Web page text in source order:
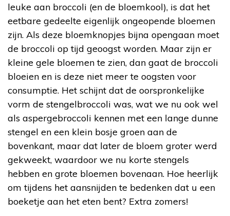
leuke aan broccoli (en de bloemkool), is dat het
eetbare gedeelte eigenlijk ongeopende bloemen
zijn. Als deze bloemknopjes bijna opengaan moet
de broccoli op tijd geoogst worden. Maar zijn er
kleine gele bloemen te zien, dan gaat de broccoli
bloeien en is deze niet meer te oogsten voor
consumptie. Het schijnt dat de oorspronkelijke
vorm de stengelbroccoli was, wat we nu ook wel
als aspergebroccoli kennen met een lange dunne
stengel en een klein bosje groen aan de
bovenkant, maar dat later de bloem groter werd
gekweekt, waardoor we nu korte stengels
hebben en grote bloemen bovenaan. Hoe heerlijk
om tijdens het aansnijden te bedenken dat u een
boeketje aan het eten bent? Extra zomers!